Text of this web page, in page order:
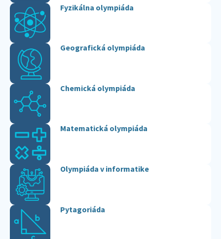
Fyzikálna olympiáda
Geografická olympiáda
Chemická olympiáda
Matematická olympiáda
Olympiáda v informatike
Pytagoriáda